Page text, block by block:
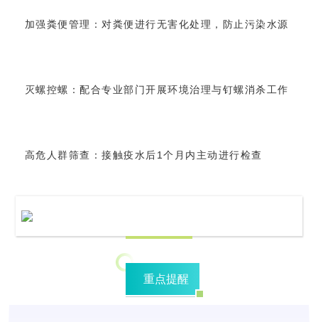
加强粪便管理： 对粪便进行无害化处理，防止污染水源
灭螺控螺：配合专业部门开展环境治理与钉螺消杀工作
高危人群筛查：接触疫水后1个月内主动进行检查
重点提醒